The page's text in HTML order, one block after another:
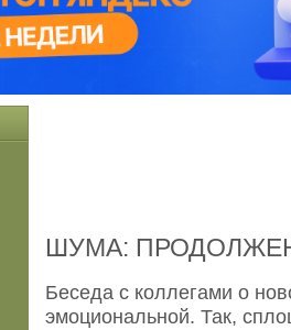
ШУМА:
Беседа с коллегами о
эмоциональной. Так,